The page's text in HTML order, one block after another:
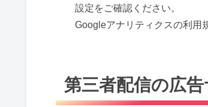
設定をご確認ください。
Googleアナリティクスの利用
第三者配信の広